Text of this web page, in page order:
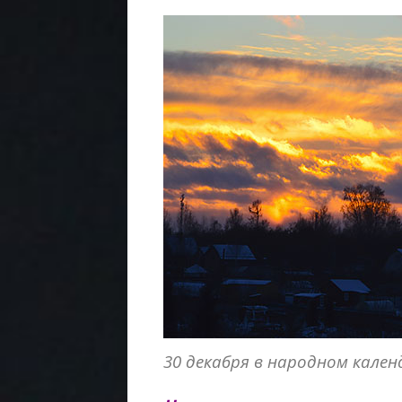
30 декабря в народном